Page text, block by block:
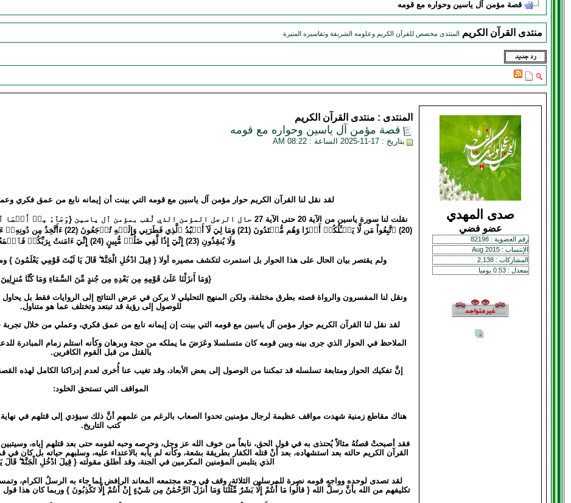
قصة مؤمن آل ياسين وحواره مع قومه
منتدى القرآن الكريم المنتدى مخصص للقرآن الكريم وعلومه الشريفة وتفاسيره المنيرة
صدى المهدي
عضو فضي
رقم العضوية : 82198
الإنتساب : Aug 2015
المشاركات : 2,138
بمعدل : 0.53 يوميا
المنتدى : منتدى القرآن الكريم
قصة مؤمن آل ياسين وحواره مع قومه
بتاريخ : 17-11-2025 الساعة : 08:22 AM
لقد نقل لنا القرآن الكريم حوار مؤمن آل ياسين مع قومه التي بينت أن إيمانه نابع من عمق فكري
نقلت لنا سورة ياسين من الآية 20 حتى الآية 27 حال الرجل المؤمن الذي لُقب
(20) ٱتَّبِعُواْ مَن لَّا يَسۡـَٔلُكُمۡ أَجۡرٗا وَهُم
وَلَا يُنقِذُونِ (23) إِنِّيٓ إِذٗا لَّفِي ضَلَٰلٖ مُّبِينٍ (24) إِنِّيٓ ءَامَنتُ بِرَبِّكُمۡ فَٱسۡمَعُونِ (25)}.
ولم يقتصر بيان الحال على هذا الحوار بل استمرت لتكشف مصيره أولا { قِيلَ ادْخُلِ الْجَنَّةَ ۖ قَالَ يَا لَيْتَ قَوْمِي يَعْلَمُونَ }
{وَمَا أَنزَلْنَا عَلَىٰ قَوْمِهِ مِن بَعْدِهِ مِن جُندٍ مِّنَ السَّمَاءِ وَمَا كُنَّا
ونقل لنا المفسرون والرواة قصته بطرق مختلفة، ولكن المنهج التحليلي لا يركن في عرض النتائج إلى الروايات فقط بل
للوصول إلى رؤية قد تبتعد وتختلف عما هو متناول.
لقد نقل لنا القرآن الكريم حوار مؤمن آل ياسين مع قومه التي بينت إن إيمانه نابع من عمق فكري، وعملي من خلال
الملاحظ في الحوار الذي جرى بينه وبين قومه كان متسلسلا وعَرَضَ ما يملكه من حجة وبرهان وكأنه استلم زمام المبادرة
بالقتل من قبل القوم الكافرين.
إنَّ تفكيك الحوار ومتابعة تسلسله قد تمكننا من الوصول إلى بعض الأبعاد، وقد تغيب عنا أُخرى لعدم إدراكنا الكامل لهذه
المواقف التي تستحق الخلود:
هناك مقاطع زمنية شهدت مواقف عظيمة لرجال مؤمنين تحدوا الصعاب بالرغم من علمهم أنَّ ذلك سيؤدي إلى قتلهم في
كتب التاريخ.
فقد أصبحتْ قصتُهُ مثالاً يُحتذى به في قول الحق، نابعاً من خوف الله عز وجل، وحرصه وحبه لقومه حتى بعد قتلهم إياه، وسيتبين
القرآن الكريم حالته بعد استشهاده، بعد أنْ قتله الكفار بطريقة بشعة، وكأنه لم يأبه بالاعتداء عليه، وسلبهم حياته بل كان
الذي يتلبس المؤمنين المكرمين في الجنة، وقد أطلق مقولته { قِيلَ ادْخُلِ الْجَنَّةَ
لقد تصدى لوحده وواجه قومه نصرة للمرسلين الثلاثة، وقف في وجه مجتمعه المعاند الرافض لما جاء به الرسلُ الكرام،
تكليفهم من الله بأنَّ رسلَّ الله { قالُوا مَا أَنتُمْ إِلَّا بَشَرٌ مِّثْلُنَا وَمَا أَنزَلَ الرَّحْمَٰنُ مِن شَيْءٍ إِنْ أَنتُمْ إِلَّا تَكْذِبُونَ } وربما كان هذا